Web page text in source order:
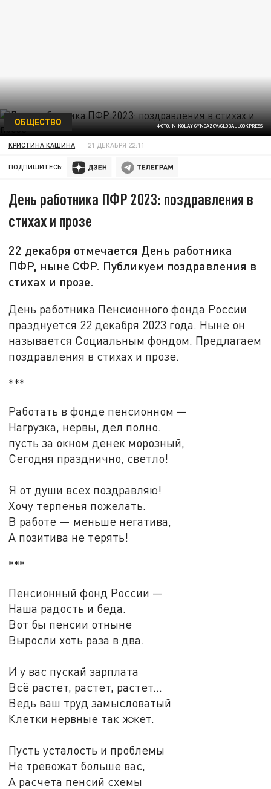
ФОТО: NIKOLAY GYNGAZOV/GLOBALLOOKPRESS
ОБЩЕСТВО
КРИСТИНА КАШИНА 21 ДЕКАБРЯ 22:11
ПОДПИШИТЕСЬ:
День работника ПФР 2023: поздравления в
стихах и прозе
22 декабря отмечается День работника
ПФР, ныне СФР. Публикуем поздравления в
стихах и прозе.
День работника Пенсионного фонда России
празднуется 22 декабря 2023 года. Ныне он
называется Социальным фондом. Предлагаем
поздравления в стихах и прозе.
***
Работать в фонде пенсионном —
Нагрузка, нервы, дел полно.
пусть за окном денек морозный,
Сегодня празднично, светло!
Я от души всех поздравляю!
Хочу терпенья пожелать.
В работе — меньше негатива,
А позитива не терять!
***
Пенсионный фонд России —
Наша радость и беда.
Вот бы пенсии отныне
Выросли хоть раза в два.
И у вас пускай зарплата
Всё растет, растет, растет...
Ведь ваш труд замысловатый
Клетки нервные так жжет.
Пусть усталость и проблемы
Не тревожат больше вас,
А расчета пенсий схемы